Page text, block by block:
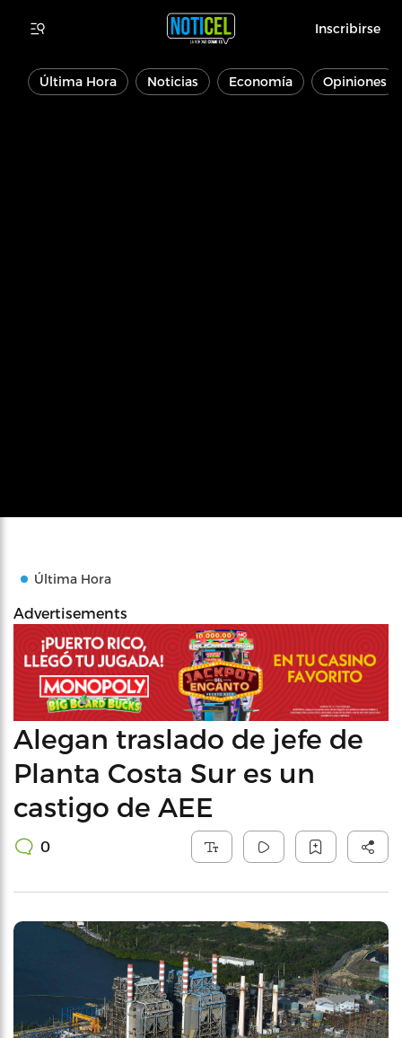
Inscribirse
Última Hora Noticias Economía Opiniones
Última Hora
Advertisements
Alegan traslado de jefe de
Planta Costa Sur es un
castigo de AEE
0